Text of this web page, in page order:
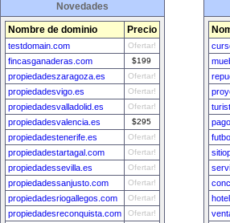
Novedades
Nombre de dominio Precio
testdomain.com Ofertar!
fincasganaderas.com $199
propiedadeszaragoza.es Ofertar!
propiedadesvigo.es Ofertar!
propiedadesvalladolid.es Ofertar!
propiedadesvalencia.es $295
propiedadestenerife.es Ofertar!
propiedadestartagal.com Ofertar!
propiedadessevilla.es Ofertar!
propiedadessanjusto.com Ofertar!
propiedadesriogallegos.com Ofertar!
propiedadesreconquista.com Ofertar!